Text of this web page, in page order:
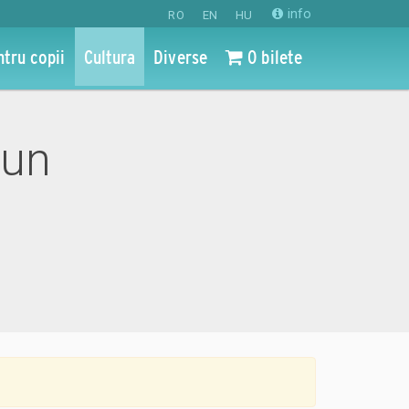
RO EN HU info
copii Cultura Diverse 0 bilete